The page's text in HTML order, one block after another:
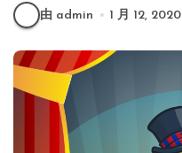
由 admin 1 月 12, 2020